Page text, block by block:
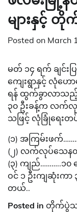
များနှင့် တို
Posted on March
မတ် ၁၄ ရက် ချင်း
ကျေးရွာနှင့် လုံဟေ
ရန် ထွက်ခွာလာသည့်
၃၀ ဦးခန့်က လက်
သဖြင့် လုံခြုံရေးတ
(၁) အကြမ်းဖက်
(၂) လက်လုပ်သေန
(၃) ကျည်………..၁၀
ဝင် ၁ ဦးကျဆုံးကာ
တယ်..
Posted in တိုက်ပွဲသ